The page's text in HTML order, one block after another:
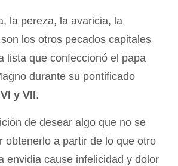
la pereza, la avaricia, la
los otros pecados capitales
lista que confeccionó el papa
durante su pontificado
y VII.
de desear algo que no se
obtenerlo a partir de lo que otro
envidia cause infelicidad y dolor